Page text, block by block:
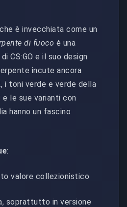
è invecchiata come un
di fuoco è una
CS:GO e il suo design
incute ancora
i toni verde e verde della
e le sue varianti con
hanno un fascino
:
valore collezionistico
soprattutto in versione